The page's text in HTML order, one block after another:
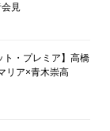
見
ト・プレミア】高橋
リア×青木崇高